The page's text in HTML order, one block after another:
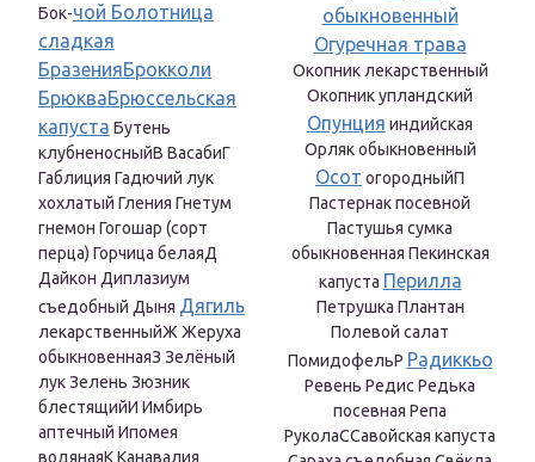
Бок-чой Болотница
сладкая
БразенияБрокколи
БрюкваБрюссельская
капуста Бутень
клубненосныйВ ВасабиГ
Габлиция Гадючий лук
хохлатый Гления Гнетум
гнемон Гогошар (сорт
перца) Горчица белаяД
Дайкон Диплазиум
съедобный Дыня Дягиль
лекарственныйЖ Жеруха
обыкновеннаяЗ Зелёный
лук Зелень Зюзник
блестящийИ Имбирь
аптечный Ипомея
водянаяК Канавалия
обыкновенный
Огуречная трава
Окопник лекарственный
Окопник упландский
Опунция индийская
Орляк обыкновенный
Осот огородныйП
Пастернак посевной
Пастушья сумка
обыкновенная Пекинская
капуста Перилла
Петрушка Плантан
Полевой салат
ПомидофельР Радиккьо
Ревень Редис Редька
посевная Репа
РуколаССавойская капуста